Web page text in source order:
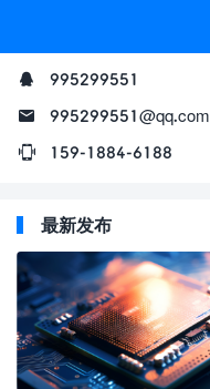
995299551
995299551@qq.com
159-1884-6188
最新发布